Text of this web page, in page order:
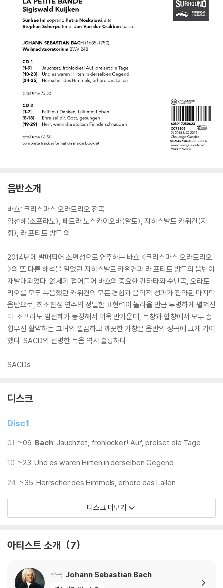
음반소개
바흐: 크리스마스 오라토리오 전곡
임선혜(소프라노), 페트라 노스카이오바(알토), 지히스발트 카위컨(지
휘), 라 프티트 방드 외
2014년에 발매되어 소편성으로 연주하는 바흐 <크리스마스 오라토리오
>의 또 다른 해석을 열었던 지히스발트 카위컨과 라 프티트 방드의 음반이
재발매되었다. 21세기 접어들어 바흐의 중요한 칸타타와 수난곡, 오라토
리오를 모두 녹음했던 카위컨의 모든 경험과 음악적 성과가 집약된 마지막
음반으로, 최소편성 연주의 정밀한 표현력이 놀라울 만큼 투명하게 펼쳐진
다. 소프라노 임선혜가 등장해서 더욱 반가운데, 독창과 합창에서 모두 종
횡무진 활약하는 그녀의 깔끔하고 깨끗한 가창은 음반의 성곡에 크게 기여
했다. SACD의 선명한 녹음 역시 훌륭하다.
SACDs
디스크
Disc1
01 ~09. Bach: Jauchzet, frohlocket! Auf, preiset die Tage
10 ~23. Und es waren Hirten in derselben Gegend
24 ~35. Herrscher des Himmels, erhore das Lallen
디스크 더보기
아티스트 소개 7
작곡 Johann Sebastian Bach